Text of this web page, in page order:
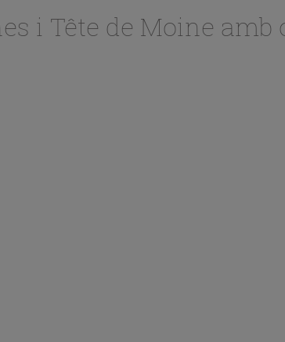
i Tête de Moine amb